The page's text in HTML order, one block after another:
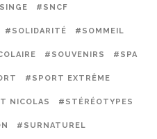
#SNCF
#SOLIDARITÉ #SOMMEIL
#SOUVENIRS #SPA
#SPORT EXTRÊME
NICOLAS #STÉRÉOTYPES
#SURNATUREL